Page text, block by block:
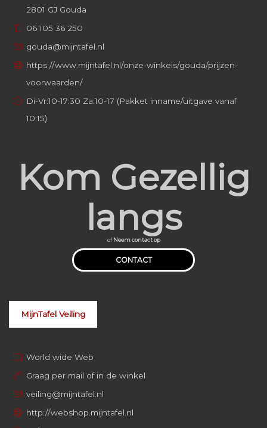
2801 GJ Gouda
06 105 36 250
gouda@mijntafel.nl
https://www.mijntafel.nl/onze-winkels/gouda/prijzen-
voorwaarden/
Di-Vr:10-17:30 Za:10-17 (Pakket inname/uitgave vanaf
10:15)
Kom Gezellig
langs
ofNeem contact op
CONTACT
MijnTafel Veiling
World wide Web
Graag per mail of in de winkel
veiling@mijntafel.nl
http://webshop.mijntafel.nl